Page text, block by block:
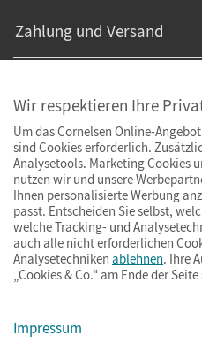
Zahlung und Versand
© Cornelsen Verlag 2026
ImpressumAGBDatenschutz
Wir respektieren Ihre
Um das Cornelsen Online-
sind Cookies erforderlich.
Analysetools. Marketing Cookies
nutzen wir und unsere
Ihnen personalisierte Werbung
passt. Entscheiden Sie selbst,
welche Tracking- und
auch alle nicht erforderlichen
Analysetechniken ablehnen. Ihre
„Cookies & Co.“ am Ende der
Impressum